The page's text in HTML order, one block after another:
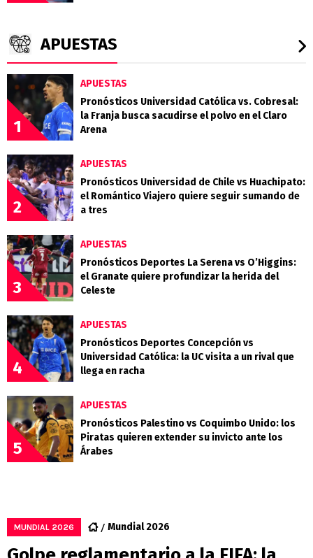
APUESTAS
1
APUESTAS
Pronósticos Universidad Católica vs. Cobresal:
la Franja busca sacudirse el polvo en el Claro
Arena
2
APUESTAS
Pronósticos Universidad de Chile vs Huachipato:
el Romántico Viajero quiere seguir sumando de
a tres
3
APUESTAS
Pronósticos Deportes La Serena vs O’Higgins:
el Granate quiere profundizar la herida del
Celeste
4
APUESTAS
Pronósticos Deportes Concepción vs
Universidad Católica: la UC visita a un rival que
llega en racha
5
APUESTAS
Pronósticos Palestino vs Coquimbo Unido: los
Piratas quieren extender su invicto ante los
Árabes
MUNDIAL 2026 Mundial 2026